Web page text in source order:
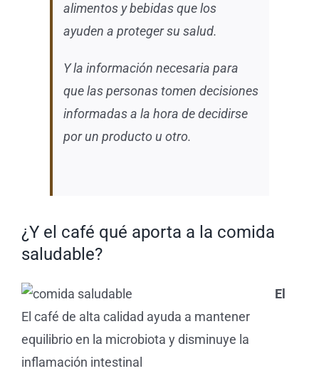
alimentos y bebidas que los
ayuden a proteger su salud.
Y la información necesaria para
que las personas tomen decisiones
informadas a la hora de decidirse
por un producto u otro.
¿Y el café qué aporta a la comida
saludable?
El café de alta calidad ayuda a mantener
equilibrio en la microbiota y disminuye la
inflamación intestinal
El